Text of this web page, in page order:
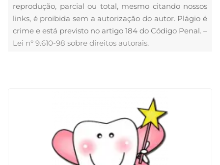
reprodução, parcial ou total, mesmo citando nossos
links, é proibida sem a autorização do autor. Plágio é
crime e está previsto no artigo 184 do Código Penal. –
Lei n° 9.610-98 sobre direitos autorais.